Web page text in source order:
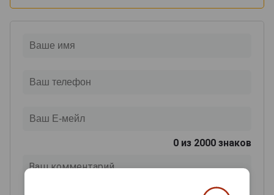
0 из 2000 знаков